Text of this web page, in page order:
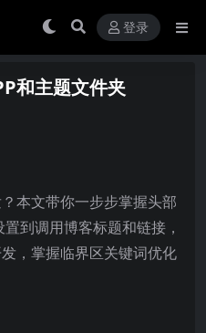
登录
和主题文件夹
本文带你一步步掌握头部
到调用博客标题和链接，
，掌握临界区关键词优化